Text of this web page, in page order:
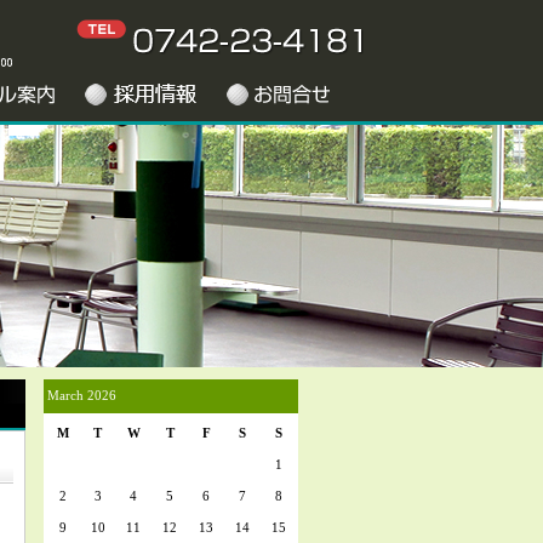
March 2026
M T W T F S S
1
2 3 4 5 6 7 8
9 10 11 12 13 14 15